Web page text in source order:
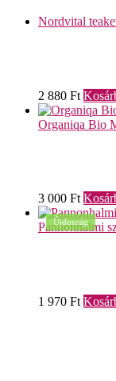
Nordvital
2 880 Ft
Organiqa Bio
3 000 Ft
Újdonság
Pannonhalmi
1 970 Ft